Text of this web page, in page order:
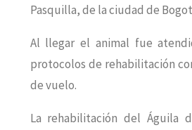
Pasquilla, de la ciudad de
Al llegar el animal fue
protocolos de rehabilitación
de vuelo.
La rehabilitación del Águila